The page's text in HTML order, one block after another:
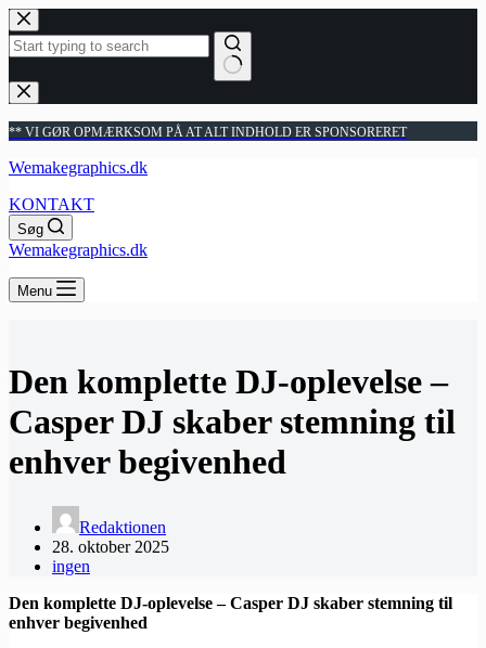
Fortsæt
til
indhold
Ingen
resultater
** VI GØR OPMÆRKSOM PÅ AT ALT INDHOLD ER SPONSORERET
Wemakegraphics.dk
KONTAKT
Søg
Wemakegraphics.dk
Menu
Den komplette DJ-oplevelse –
Casper DJ skaber stemning til
enhver begivenhed
Redaktionen
28. oktober 2025
ingen
Den komplette DJ-oplevelse – Casper DJ skaber stemning til
enhver begivenhed